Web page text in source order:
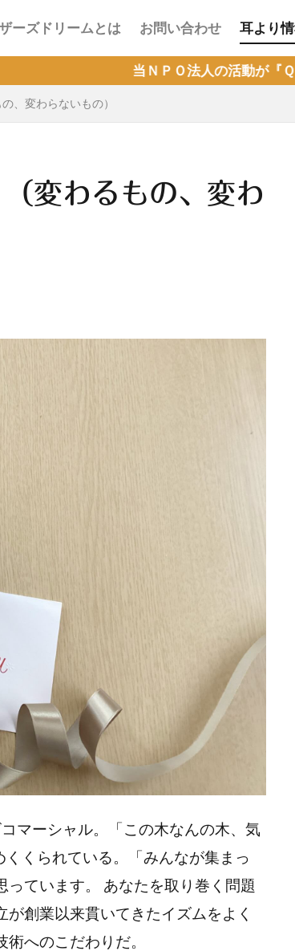
ーズドリームとは お問い合わせ 耳より
当ＮＰＯ法人の活動が『Ｑラボ』で取り
、変わらないもの）
変わるもの、変わ
マーシャル。「この木なんの木、気
くられている。「みんなが集まっ
ています。 あなたを取り巻く問題
創業以来貫いてきたイズムをよく
へのこだわりだ。